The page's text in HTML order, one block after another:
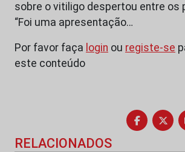
sobre o vitiligo despertou entre os
“Foi uma apresentação…
Por favor faça login ou registe-se
este conteúdo
RELACIONADOS